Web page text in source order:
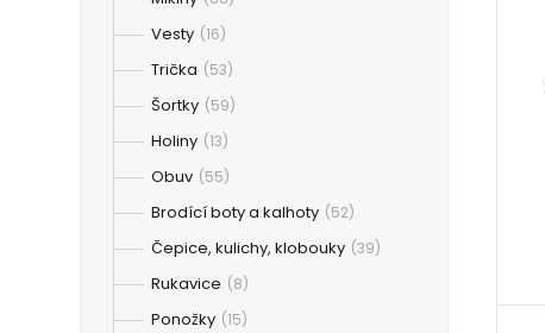
Vesty (16)
Trička (53)
Šortky (59)
Holiny (13)
Obuv (55)
Brodící boty a kalhoty (52)
Čepice, kulichy, klobouky (39)
Rukavice (8)
Ponožky (15)